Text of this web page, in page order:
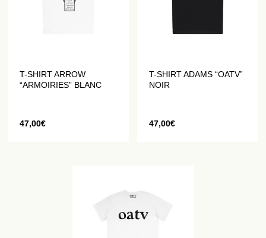
T-SHIRT ARROW
“ARMOIRIES” BLANC
47,00€
T-SHIRT ADAMS “OATV”
NOIR
47,00€